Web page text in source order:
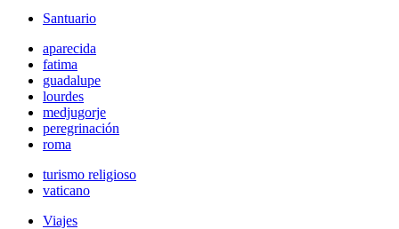
Santuario
aparecida
fatima
guadalupe
lourdes
medjugorje
peregrinación
roma
turismo religioso
vaticano
Viajes